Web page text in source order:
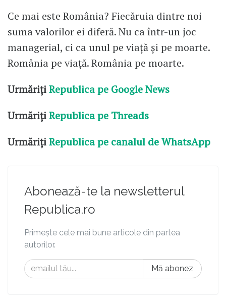
Ce mai este România? Fiecăruia dintre noi
suma valorilor ei diferă. Nu ca într-un joc
managerial, ci ca unul pe viață și pe moarte.
România pe viață. România pe moarte.
UrmărițiRepublica pe Google News
UrmărițiRepublica pe Threads
UrmărițiRepublica pe canalul de WhatsApp
Abonează-te la newsletterul
Republica.ro
Primește cele mai bune articole din partea
autorilor.
Mă abonez